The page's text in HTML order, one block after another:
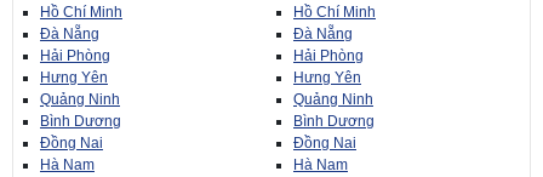
Hồ Chí Minh
Đà Nẵng
Hải Phòng
Hưng Yên
Quảng Ninh
Bình Dương
Đồng Nai
Hà Nam
Hồ Chí Minh
Đà Nẵng
Hải Phòng
Hưng Yên
Quảng Ninh
Bình Dương
Đồng Nai
Hà Nam